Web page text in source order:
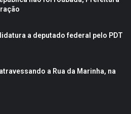
a deputado federal pelo PDT
a Rua da Marinha, na